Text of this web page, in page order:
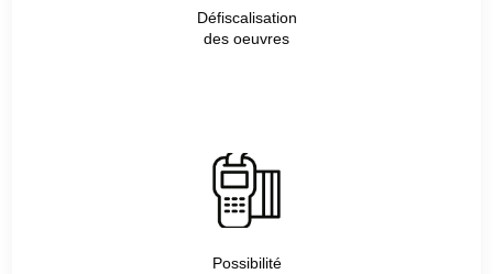
Défiscalisation
des oeuvres
Possibilité